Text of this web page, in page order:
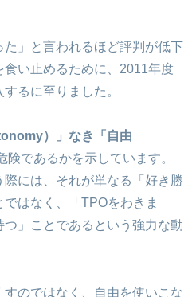
た」と言われるほど評判が低下
食い止めるために、2011年度
るに至りました。
）」なき「自由
険であるかを示しています。
には、それが単なる「好き勝
はなく、「TPOをわきま
つ」ことであるという強力な動
のではなく、自由を使いこな